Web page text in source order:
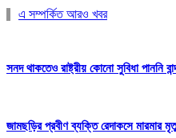
এ সম্পর্কিত আরও খবর
সনদ থাকতেও রাষ্ট্রীয় কোনো সুবিধা পাননি
জামছড়ির প্রবীণ ব্যক্তি রেদাকসে